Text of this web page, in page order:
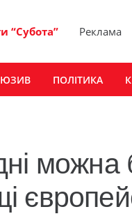
“Субота” Реклама
ПОЛІТИКА
можна